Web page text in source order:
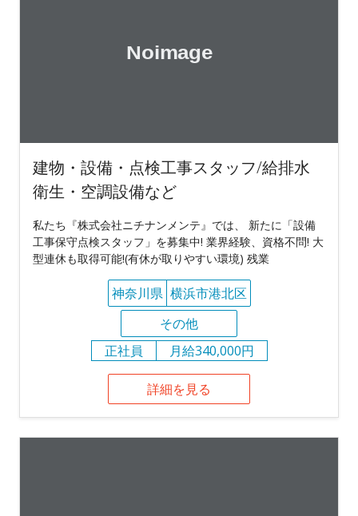
建物・設備・点検工事スタッフ/給排水
衛生・空調設備など
私たち『株式会社ニチナンメンテ』では、 新たに「設備
工事保守点検スタッフ」を募集中! 業界経験、資格不問! 大
型連休も取得可能!(有休が取りやすい環境) 残業
神奈川県 横浜市港北区
その他
正社員
月給340,000円
詳細を見る